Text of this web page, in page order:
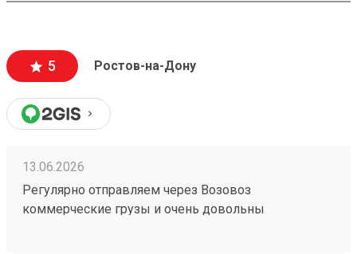
5 Ростов-на-Дону
13.06.2026
Регулярно отправляем через Возовоз
коммерческие грузы и очень довольны